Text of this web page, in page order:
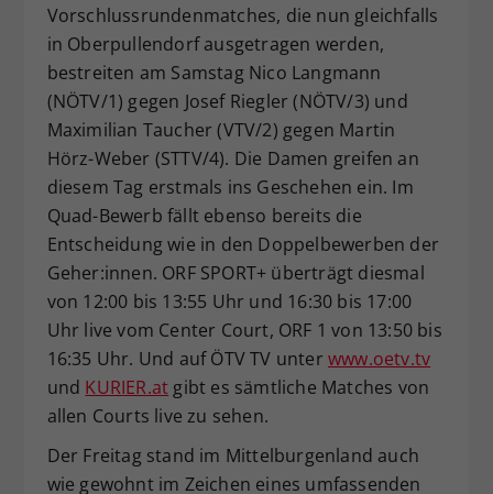
Vorschlussrundenmatches, die nun gleichfalls
in Oberpullendorf ausgetragen werden,
bestreiten am Samstag Nico Langmann
(NÖTV/1) gegen Josef Riegler (NÖTV/3) und
Maximilian Taucher (VTV/2) gegen Martin
Hörz-Weber (STTV/4). Die Damen greifen an
diesem Tag erstmals ins Geschehen ein. Im
Quad-Bewerb fällt ebenso bereits die
Entscheidung wie in den Doppelbewerben der
Geher:innen. ORF SPORT+ überträgt diesmal
von 12:00 bis 13:55 Uhr und 16:30 bis 17:00
Uhr live vom Center Court, ORF 1 von 13:50 bis
16:35 Uhr. Und auf ÖTV TV unter www.oetv.tv
und KURIER.at gibt es sämtliche Matches von
allen Courts live zu sehen.
Der Freitag stand im Mittelburgenland auch
wie gewohnt im Zeichen eines umfassenden